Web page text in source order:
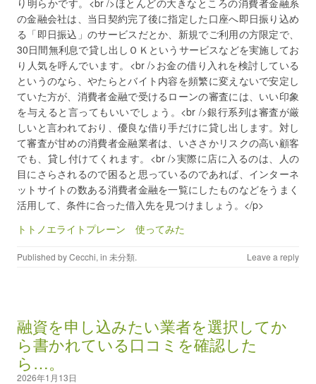
り明らかです。<br />ほとんどの大きなところの消費者金融系
の金融会社は、当日契約完了後に指定した口座へ即日振り込め
る「即日振込」のサービスだとか、新規でご利用の方限定で、
30日間無利息で貸し出しＯＫというサービスなどを実施してお
り人気を呼んでいます。<br />お金の借り入れを検討している
というのなら、やたらとバイト内容を頻繁に変えないで安定し
ていた方が、消費者金融で受けるローンの審査には、いい印象
を与えると言ってもいいでしょう。<br />銀行系列は審査が厳
しいと言われており、優良な借り手だけに貸し出します。対し
て審査が甘めの消費者金融業者は、いささかリスクの高い顧客
でも、貸し付けてくれます。<br />実際に店に入るのは、人の
目にさらされるので困ると思っているのであれば、インターネ
ットサイトの数ある消費者金融を一覧にしたものなどをうまく
活用して、条件に合った借入先を見つけましょう。</p>
トトノエライトプレーン 使ってみた
Published byCecchi, in 未分類. Leave a reply
融資を申し込みたい業者を選択してか
ら書かれている口コミを確認した
ら…。
2026年1月13日